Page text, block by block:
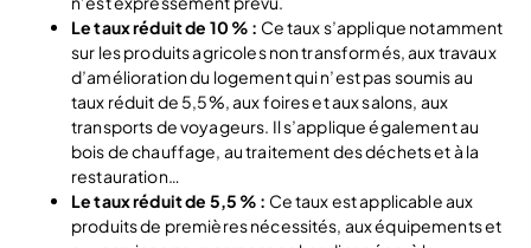
Le taux réduit de 10 % : Ce taux s’applique notamment
sur les produits agricoles non transformés, aux travaux
d’amélioration du logement qui n’est pas soumis au
taux réduit de 5,5%, aux foires et aux salons, aux
transports de voyageurs. Il s’applique également au
bois de chauffage, au traitement des déchets et à la
restauration…
Le taux réduit de 5,5 % : Ce taux est applicable aux
produits de premières nécessités, aux équipements et